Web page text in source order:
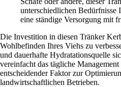
unterschiedlichen Bedürfnisse
eine ständige Versorgung mit
Die Investition in diesen Tränker
Wohlbefinden Ihres Viehs zu
und dauerhafte Hydratationsquelle
vereinfacht das tägliche
entscheidender Faktor zur
landwirtschaftlichen Betrieben.